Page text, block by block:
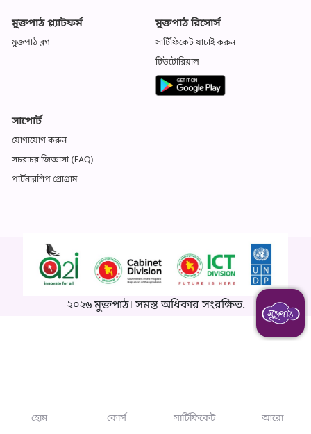
মুক্তপাঠ প্ল্যাটফর্ম
মুক্তপাঠ ব্লগ
মুক্তপাঠ রিসোর্স
সার্টিফিকেট যাচাই করুন
টিউটোরিয়াল
সাপোর্ট
যোগাযোগ করুন
সচরাচর জিজ্ঞাসা (FAQ)
পার্টনারশিপ প্রোগ্রাম
২০২৬ মুক্তপাঠ। সমস্ত অধিকার সংরক্ষিত.
হোম কোর্স সার্টিফিকেট আরো